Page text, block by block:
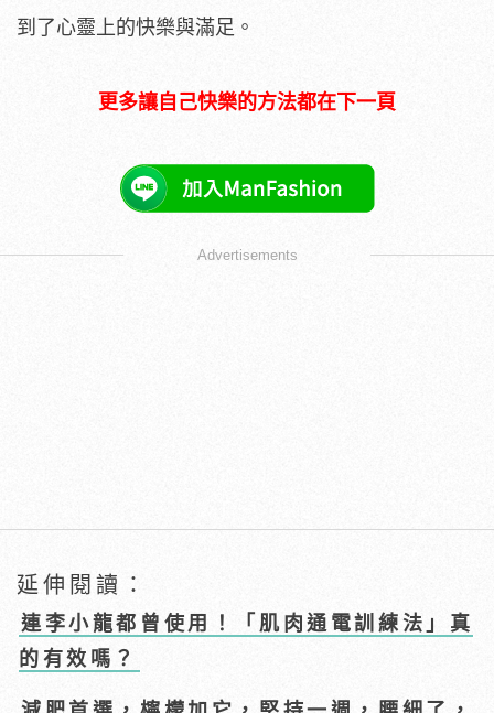
到了心靈上的快樂與滿足。
更多讓自己快樂的方法都在下一頁
Advertisements
延伸閱讀：
連李小龍都曾使用！「肌肉通電訓練法」真
的有效嗎？